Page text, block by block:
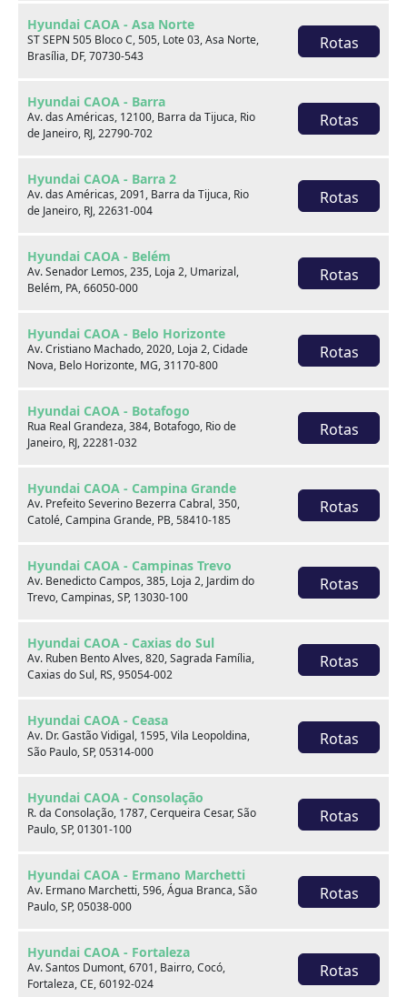
Hyundai CAOA - Asa Norte
ST SEPN 505 Bloco C, 505, Lote 03, Asa Norte,
Brasília, DF, 70730-543
Rotas
Hyundai CAOA - Barra
Av. das Américas, 12100, Barra da Tijuca, Rio
de Janeiro, RJ, 22790-702
Rotas
Hyundai CAOA - Barra 2
Av. das Américas, 2091, Barra da Tijuca, Rio
de Janeiro, RJ, 22631-004
Rotas
Hyundai CAOA - Belém
Av. Senador Lemos, 235, Loja 2, Umarizal,
Belém, PA, 66050-000
Rotas
Hyundai CAOA - Belo Horizonte
Av. Cristiano Machado, 2020, Loja 2, Cidade
Nova, Belo Horizonte, MG, 31170-800
Rotas
Hyundai CAOA - Botafogo
Rua Real Grandeza, 384, Botafogo, Rio de
Janeiro, RJ, 22281-032
Rotas
Hyundai CAOA - Campina Grande
Av. Prefeito Severino Bezerra Cabral, 350,
Catolé, Campina Grande, PB, 58410-185
Rotas
Hyundai CAOA - Campinas Trevo
Av. Benedicto Campos, 385, Loja 2, Jardim do
Trevo, Campinas, SP, 13030-100
Rotas
Hyundai CAOA - Caxias do Sul
Av. Ruben Bento Alves, 820, Sagrada Família,
Caxias do Sul, RS, 95054-002
Rotas
Hyundai CAOA - Ceasa
Av. Dr. Gastão Vidigal, 1595, Vila Leopoldina,
São Paulo, SP, 05314-000
Rotas
Hyundai CAOA - Consolação
R. da Consolação, 1787, Cerqueira Cesar, São
Paulo, SP, 01301-100
Rotas
Hyundai CAOA - Ermano Marchetti
Av. Ermano Marchetti, 596, Água Branca, São
Paulo, SP, 05038-000
Rotas
Hyundai CAOA - Fortaleza
Av. Santos Dumont, 6701, Bairro, Cocó,
Fortaleza, CE, 60192-024
Rotas
Venda seu usado
Consórcio
CAOA Changan | A21 - Tatuapé
CAOA Changan | A21 - Tatuapé
Rua Serra do Japi, 1275 Tatuapé, São Paulo, SP, 03309-
001